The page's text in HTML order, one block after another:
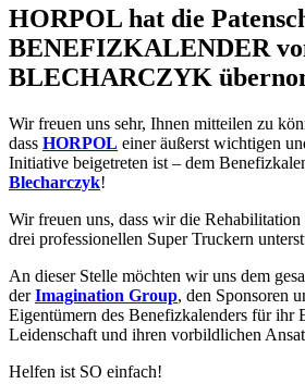
HORPOL hat die
BENEFIZKALENDER
BLECHARCZYK
Wir freuen uns sehr, Ihnen mitteilen zu
dass HORPOL einer äußerst wichtigen
Initiative beigetreten ist – dem
Blecharczyk!
Wir freuen uns, dass wir die
drei professionellen Super Truckern
An dieser Stelle möchten wir uns dem
derImagination Group, den Sponsoren
Eigentümern des Benefizkalenders für ihr
Leidenschaft und ihren vorbildlichen
Helfen ist SO einfach!